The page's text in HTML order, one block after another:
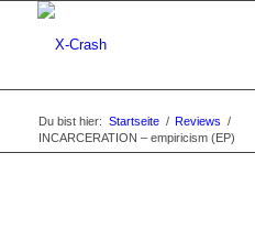
Du bist hier: Startseite / Reviews /
INCARCERATION – empiricism (EP)